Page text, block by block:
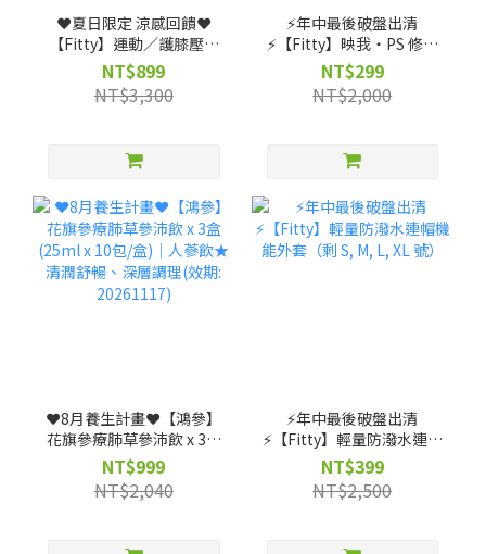
❤️夏日限定 涼感回饋❤️
【Fitty】運動／護膝壓力
褲－旗艦拼彩（剩 XL, 2XL
號）
NT$899
NT$3,300
⚡️年中最後破盤出清
⚡️【Fitty】映我・PS 修身
運動長褲（稜鏡藍／電光
紫）（剩 L, XL 號）
NT$299
NT$2,000
❤️8月養生計畫❤️【鴻參】
花旗參療肺草參沛飲 x 3盒
(25ml x 10包/盒)｜人蔘飲
★清潤舒暢、深層調理(效
期: 20261117)
NT$999
NT$2,040
⚡️年中最後破盤出清
⚡️【Fitty】輕量防潑水連帽
機能外套（剩 S, M, L, XL
號）
NT$399
NT$2,500